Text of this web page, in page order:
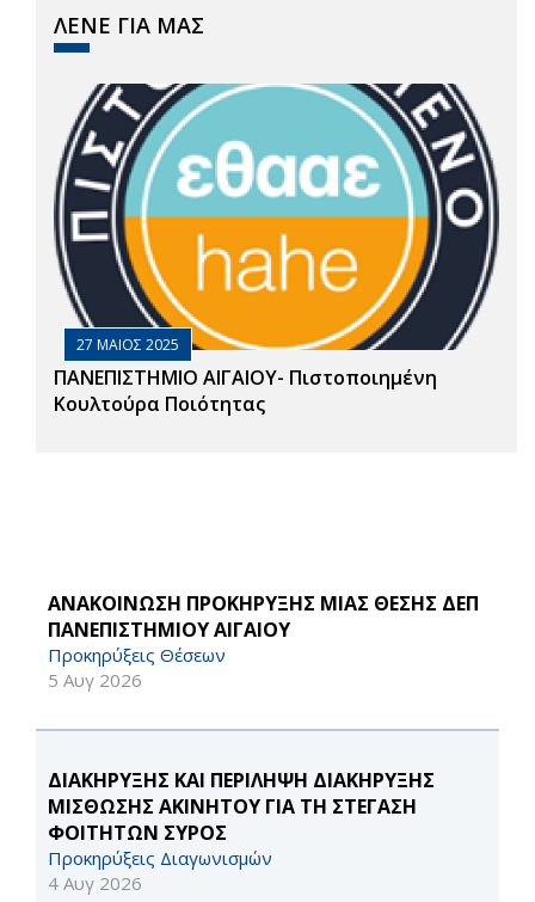
ΛΕΝΕ ΓΙΑ ΜΑΣ
27 ΜΑΙΟΣ 2025
ΠΑΝΕΠΙΣΤΗΜΙΟ ΑΙΓΑΙΟΥ- Πιστοποιημένη
Κουλτούρα Ποιότητας
ΑΝΑΚΟΙΝΩΣΗ ΠΡΟΚΗΡΥΞΗΣ ΜΙΑΣ ΘΕΣΗΣ ΔΕΠ
ΠΑΝΕΠΙΣΤΗΜΙΟΥ ΑΙΓΑΙΟΥ
Προκηρύξεις Θέσεων
5 Αυγ 2026
ΔΙΑΚΗΡΥΞΗΣ ΚΑΙ ΠΕΡΙΛΗΨΗ ΔΙΑΚΗΡΥΞΗΣ
ΜΙΣΘΩΣΗΣ ΑΚΙΝΗΤΟΥ ΓΙΑ ΤΗ ΣΤΕΓΑΣΗ
ΦΟΙΤΗΤΩΝ ΣΥΡΟΣ
Προκηρύξεις Διαγωνισμών
4 Αυγ 2026